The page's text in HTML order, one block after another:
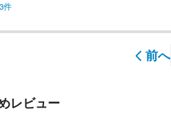
件
前へ
レビュー